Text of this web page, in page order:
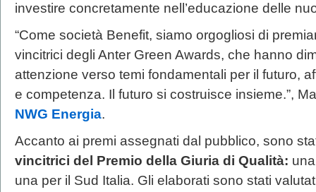
investire concretamente nell’educazione delle
“Come società Benefit, siamo orgogliosi di
vincitrici degli Anter Green Awards, che hanno
attenzione verso temi fondamentali per il futuro,
e competenza. Il futuro si costruisce insieme.”,
NWG Energia.
Accanto ai premi assegnati dal pubblico, sono
vincitrici del Premio della Giuria di Qualità:
una per il Sud Italia. Gli elaborati sono stati